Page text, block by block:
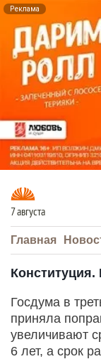
Реклама
7 августа
Главная
Госдума в
приняла
увеличивают
6 лет, а срок